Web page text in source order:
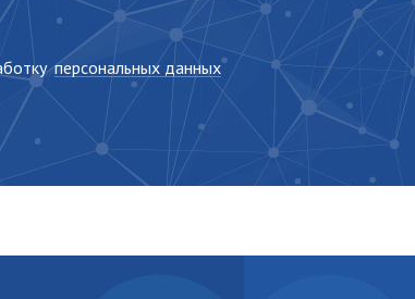
персональных данных